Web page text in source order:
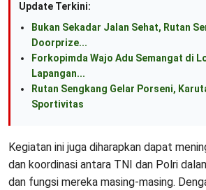
Update Terkini:
Bukan Sekadar Jalan Sehat, Rutan
Doorprize...
Forkopimda Wajo Adu Semangat di
Lapangan...
Rutan Sengkang Gelar Porseni,
Sportivitas
Kegiatan ini juga diharapkan dapat
dan koordinasi antara TNI dan Polri
dan fungsi mereka masing-masing.